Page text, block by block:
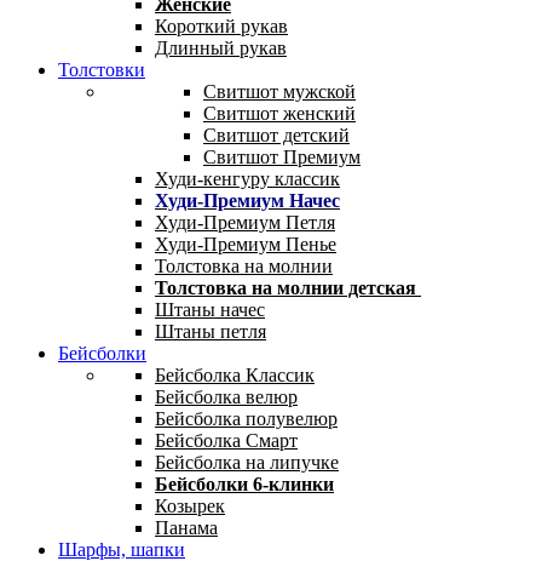
Короткий рукав
Длинный рукав
Толстовки
Свитшот мужской
Свитшот женский
Свитшот детский
Свитшот Премиум
Худи-кенгуру классик
Худи-Премиум Начес
Худи-Премиум Петля
Худи-Премиум Пенье
Толстовка на молнии
Толстовка на молнии детская
Штаны начес
Штаны петля
Бейсболки
Бейсболка Классик
Бейсболка велюр
Бейсболка полувелюр
Бейсболка Смарт
Бейсболка на липучке
Бейсболки 6-клинки
Козырек
Панама
Шарфы, шапки